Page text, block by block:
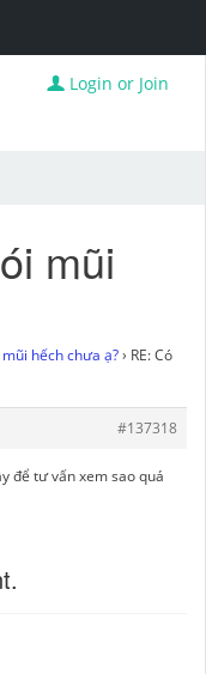
Login or Join
mũi
hếch chưa ạ?› RE: Có
#137318
để tư vấn xem sao quá